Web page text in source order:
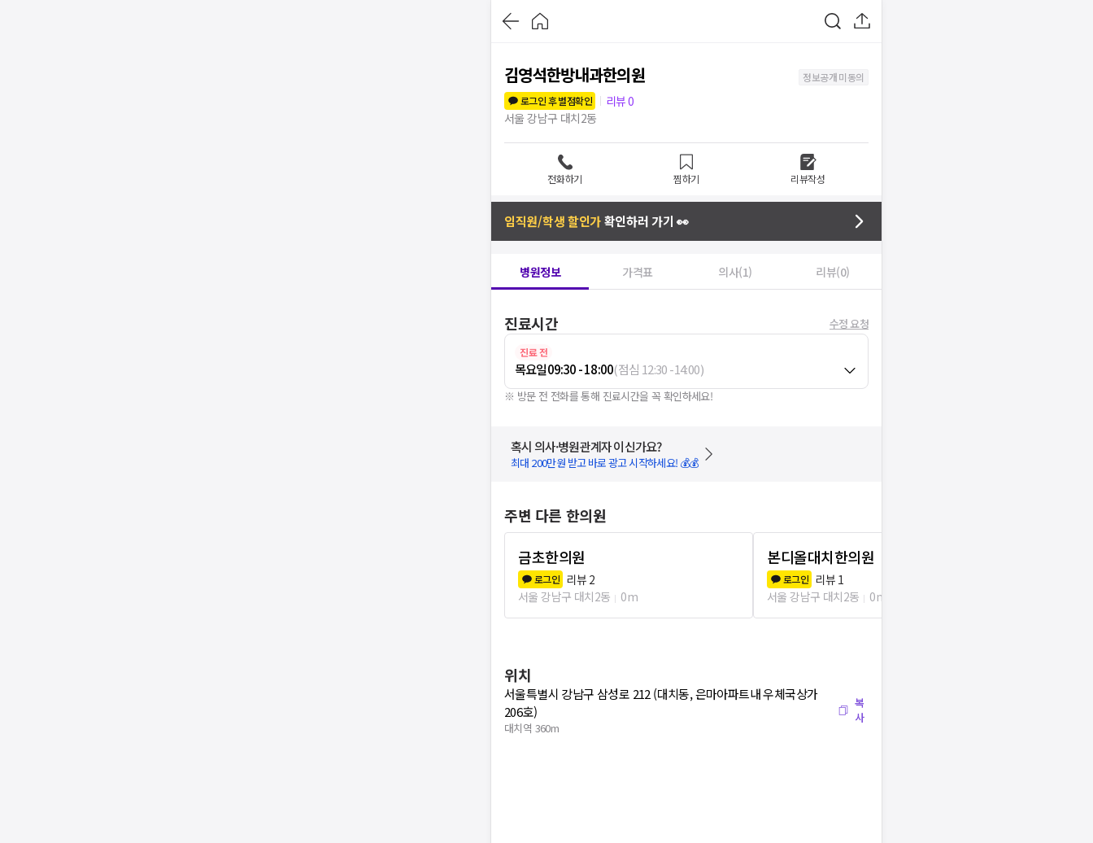
김영석한방내과한의원
정보공개 미동의
로그인 후 별점확인
리뷰0
서울 강남구 대치2동
전화하기 찜하기 리뷰작성
임직원/학생 할인가확인하러 가기 👀
병원정보 가격표 의사(1) 리뷰(0)
진료시간 수정 요청
진료 전
목요일09:30 - 18:00(점심 12:30-14:00)
※ 방문 전 전화를 통해 진료시간을 꼭 확인하세요!
혹시 의사·병원관계자 이신가요?
최대 200만원 받고 바로 광고 시작하세요! 💰💰
주변 다른 한의원
금초한의원
로그인 리뷰 2
서울 강남구 대치2동
0m
본디올대치한의원
로그인 리뷰 1
서울 강남구 대치2동
0m
위치
서울특별시 강남구 삼성로 212 (대치동, 은마아파트내 우체국상가
206호)
대치역 360m
복
사